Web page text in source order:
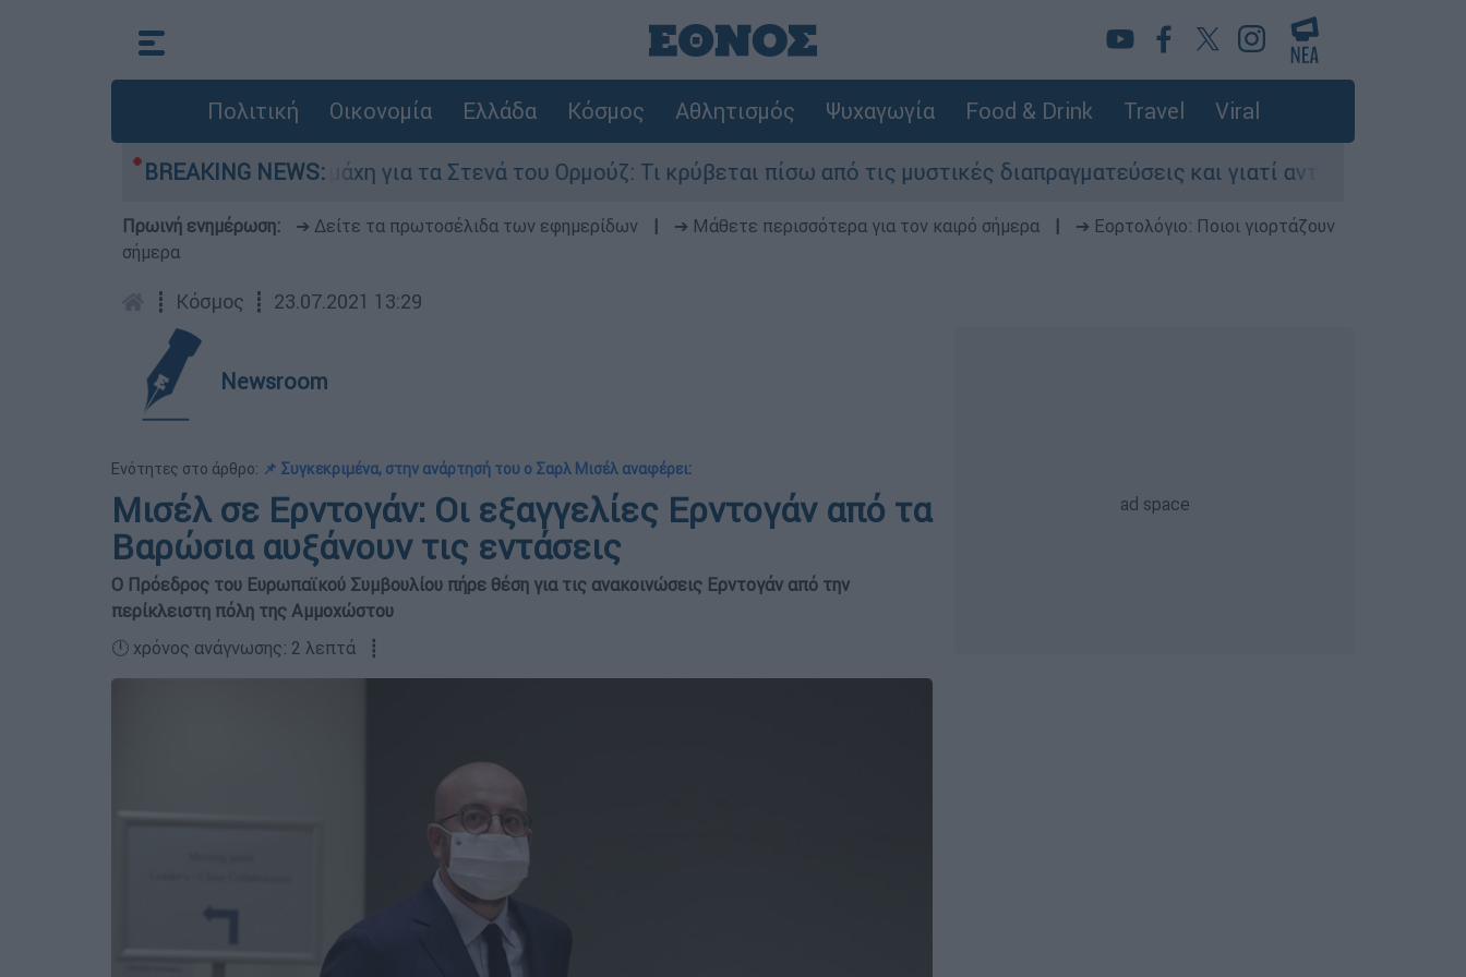
Πολιτική Οικονομία Ελλάδα Κόσμος Αθλητισμός Ψυχαγωγία Food & Drink Travel Viral
BREAKING NEWS:
6 Αυγούστου Η μάχη για τα Στενά του Ορμούζ: Τι κρύβεται πίσω από τις μυστικές διαπραγματεύσεις και γιατί αντιδρούν οι ΗΠΑ
Πρωινή ενημέρωση: ➔ Δείτε τα πρωτοσέλιδα των εφημερίδων ➔ Μάθετε περισσότερα για τον καιρό σήμερα
➔ Εορτολόγιο: Ποιοι γιορτάζουν
σήμερα
┋ Κόσμος ┋ 23.07.2021 13:29
Newsroom
Ενότητες στο άρθρο: 📌 Συγκεκριμένα, στην ανάρτησή του ο Σαρλ Μισέλ αναφέρει:
Μισέλ σε Ερντογάν: Οι εξαγγελίες Ερντογάν από τα
Βαρώσια αυξάνουν τις εντάσεις
Ο Πρόεδρος του Ευρωπαϊκού Συμβουλίου πήρε θέση για τις ανακοινώσεις Ερντογάν από την
περίκλειστη πόλη της Αμμοχώστου
🕛 χρόνος ανάγνωσης: 2 λεπτά ┋